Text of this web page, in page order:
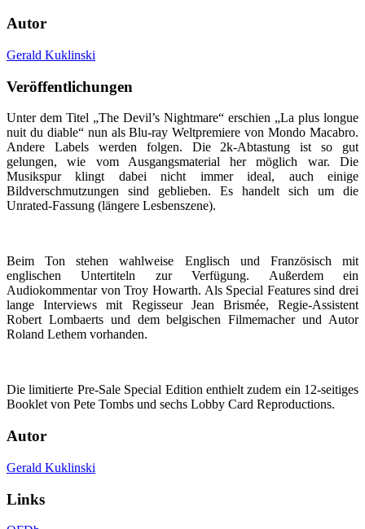
Autor
Gerald Kuklinski
Veröffentlichungen
Unter dem Titel „The Devil’s Nightmare“ erschien „La plus longue
nuit du diable“ nun als Blu-ray Weltpremiere von Mondo Macabro.
Andere Labels werden folgen. Die 2k-Abtastung ist so gut
gelungen, wie vom Ausgangsmaterial her möglich war. Die
Musikspur klingt dabei nicht immer ideal, auch einige
Bildverschmutzungen sind geblieben. Es handelt sich um die
Unrated-Fassung (längere Lesbenszene).
Beim Ton stehen wahlweise Englisch und Französisch mit
englischen Untertiteln zur Verfügung. Außerdem ein
Audiokommentar von Troy Howarth. Als Special Features sind drei
lange Interviews mit Regisseur Jean Brismée, Regie-Assistent
Robert Lombaerts und dem belgischen Filmemacher und Autor
Roland Lethem vorhanden.
Die limitierte Pre-Sale Special Edition enthielt zudem ein 12-seitiges
Booklet von Pete Tombs und sechs Lobby Card Reproductions.
Autor
Gerald Kuklinski
Links